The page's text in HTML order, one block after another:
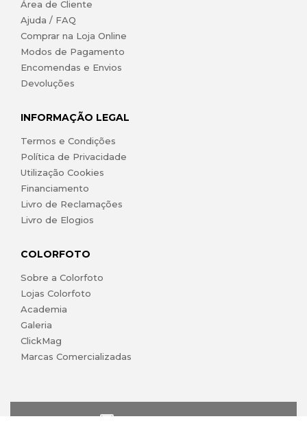
Área de Cliente
Ajuda / FAQ
Comprar na Loja Online
Modos de Pagamento
Encomendas e Envios
Devoluções
INFORMAÇÃO LEGAL
Termos e Condições
Política de Privacidade
Utilização Cookies
Financiamento
Livro de Reclamações
Livro de Elogios
COLORFOTO
Sobre a Colorfoto
Lojas Colorfoto
Academia
Galeria
ClickMag
Marcas Comercializadas
lojaonline@colorfoto.pt